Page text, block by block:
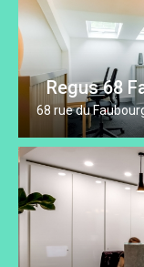
Regus 68
68 rue du